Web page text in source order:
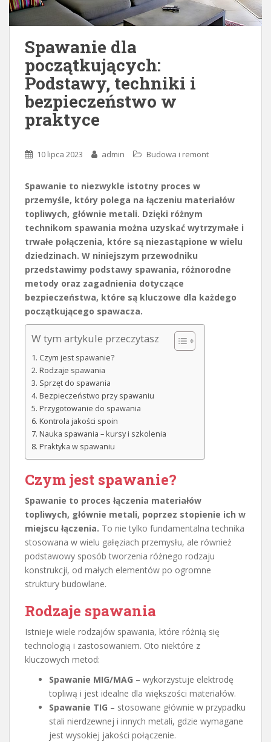
Spawanie dla
początkujących:
Podstawy, techniki i
bezpieczeństwo w
praktyce
10 lipca 2023 admin Budowa i remont
Spawanie to niezwykle istotny proces w
przemyśle, który polega na łączeniu materiałów
topliwych, głównie metali. Dzięki różnym
technikom spawania można uzyskać wytrzymałe i
trwałe połączenia, które są niezastąpione w wielu
dziedzinach. W niniejszym przewodniku
przedstawimy podstawy spawania, różnorodne
metody oraz zagadnienia dotyczące
bezpieczeństwa, które są kluczowe dla każdego
początkującego spawacza.
W tym artykule przeczytasz
Czym jest spawanie?
Rodzaje spawania
Sprzęt do spawania
Bezpieczeństwo przy spawaniu
Przygotowanie do spawania
Kontrola jakości spoin
Nauka spawania – kursy i szkolenia
Praktyka w spawaniu
Czym jest spawanie?
Spawanie to proces łączenia materiałów
topliwych, głównie metali, poprzez stopienie ich w
miejscu łączenia. To nie tylko fundamentalna technika
stosowana w wielu gałęziach przemysłu, ale również
podstawowy sposób tworzenia różnego rodzaju
konstrukcji, od małych elementów po ogromne
struktury budowlane.
Rodzaje spawania
Istnieje wiele rodzajów spawania, które różnią się
technologią i zastosowaniem. Oto niektóre z
kluczowych metod:
Spawanie MIG/MAG – wykorzystuje elektrodę
topliwą i jest idealne dla większości materiałów.
Spawanie TIG – stosowane głównie w przypadku
stali nierdzewnej i innych metali, gdzie wymagane
jest wysokiej jakości połączenie.